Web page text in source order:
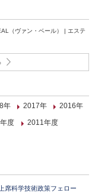
（ヴァン・ベール） | エステ
年 2017年
2016年
度
2011年度
席科学技術政策フェロー